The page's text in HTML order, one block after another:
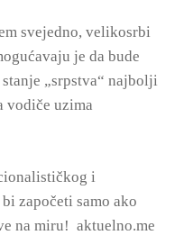
svejedno, velikosrbi
je da bude
„srpstva“ najbolji
vodiče uzima
i
započeti samo ako
na miru! aktuelno.me